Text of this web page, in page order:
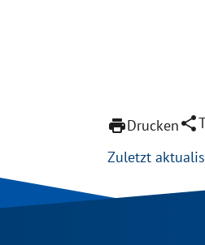
printDruckenshare
Zuletzt